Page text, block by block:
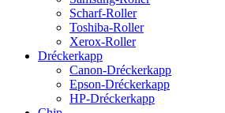
Scharf-Roller
Toshiba-Roller
Xerox-Roller
Dréckerkapp
Canon-Dréckerkapp
Epson-Dréckerkapp
HP-Dréckerkapp